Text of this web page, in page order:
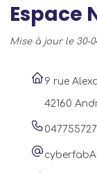
Espace
Mise à jour le 30-
9 rue
42160